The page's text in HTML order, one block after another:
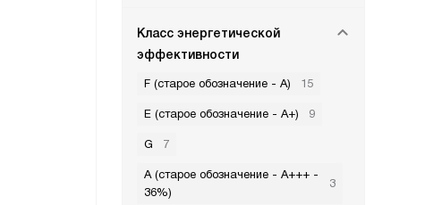
Класс энергетической
эффективности
F (старое обозначение - A) 15
E (старое обозначение - A+) 9
G 7
A (старое обозначение - A+++ -
36%)
3